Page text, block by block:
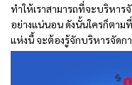
ทำให้เราสามารถที่จะบริหาร
อย่างแน่นอน ดังนั้นใครก็ตาม
แห่งนี้ จะต้องรู้จักบริหารจัดก